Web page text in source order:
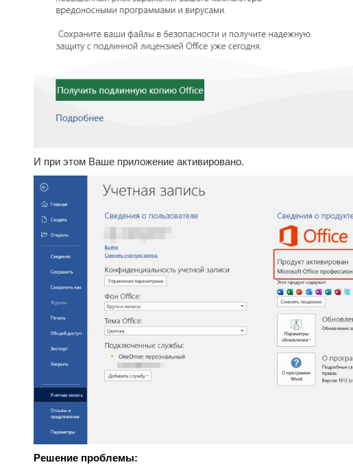
И при этом Ваше приложение активировано.
Решение проблемы: